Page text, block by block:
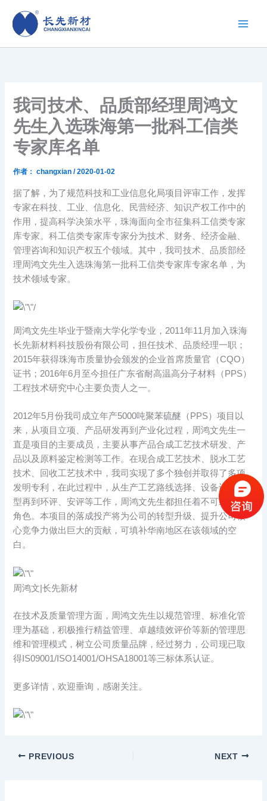
容
我司技术、品质部经理周鸿文
先生入选珠海第一批科工信类
专家库名单
作者： changxian/2020-01-02
据了解，为了规范科技和工业信息化局项目评审工作，发挥
专家在科技、工业、信息化、民营经济、知识产权工作中的
作用，提高科学决策水平，珠海面向全市征集科工信类专家
库专家。科工信类专家库专家分为技术、财务、经济金融、
管理咨询和知识产权五个领域。其中，我司技术、品质部经
理周鸿文先生入选珠海第一批科工信类专家库专家名单，为
技术领域专家。
周鸿文先生毕业于暨南大学化学专业，2011年11月加入珠海
长先新材料科技股份有限公司，担任技术、品质经理一职；
2015年获得珠海市质量协会颁发的企业首席质量官（CQO）
证书；2016年6月至今担任广东省耐高温高分子材料（PPS）
工程技术研究中心主要负责人之一。
2012年5月份我司成立年产5000吨聚苯硫醚（PPS）项目以
来，从项目立项、产品研发再到产业化过程，周鸿文先生一
直是项目的主要成员，主要从事产品合成工艺技术研发、产
品以及原料鉴定检测等工作。在现合成工艺技术、脱水工艺
技术、回收工艺技术中，我司实现了多个独创并取得了多项
发明专利，在此过程中，从生产工艺路线选择、设备设计选
型再到环评、安评等工作，周鸿文先生都担任着不可或缺的
角色。本项目的落成投产将为公司的转型升级、提升公司核
心竞争力做出巨大的贡献，可填补华南地区在该领域的空
白。
周鸿文|长先新材
在技术及质量管理方面，周鸿文先生以规范管理、标准化管
理为基础，积极推行精益管理、卓越绩效评价等新的管理思
维和管理模式，树立公司质量品牌，经过努力，公司现已取
得IS09001/ISO14001/OHSA18001等三标体系认证。
更多详情，欢迎垂询，感谢关注。
PREVIOUS NEXT